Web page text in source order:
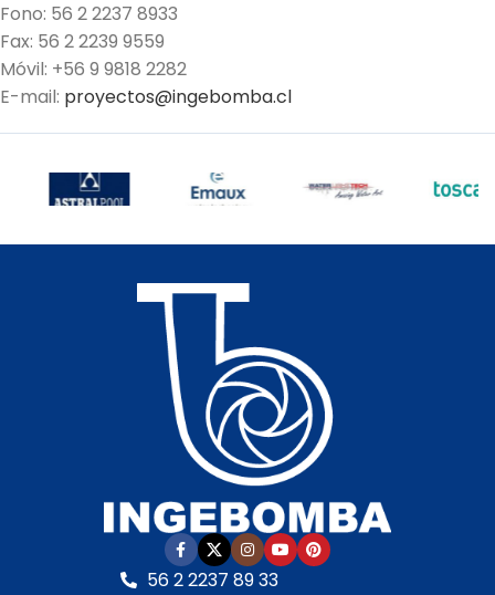
Fono: 56 2 2237 8933
Fax: 56 2 2239 9559
Móvil: +56 9 9818 2282
E-mail: proyectos@ingebomba.cl
56 2 2237 89 33